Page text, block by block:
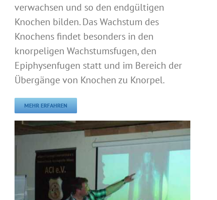
verwachsen und so den endgültigen
Knochen bilden. Das Wachstum des
Knochens findet besonders in den
knorpeligen Wachstumsfugen, den
Epiphysenfugen statt und im Bereich der
Übergänge von Knochen zu Knorpel.
MEHR ERFAHREN